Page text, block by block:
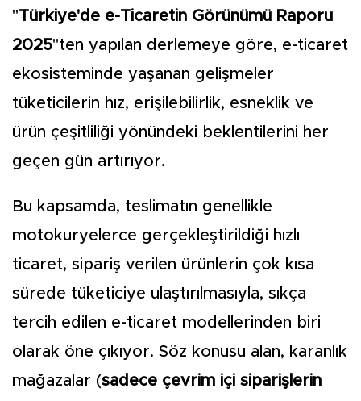
"Türkiye'de e-Ticaretin Görünümü Raporu
2025"ten yapılan derlemeye göre, e-ticaret
ekosisteminde yaşanan gelişmeler
tüketicilerin hız, erişilebilirlik, esneklik ve
ürün çeşitliliği yönündeki beklentilerini her
geçen gün artırıyor.
Bu kapsamda, teslimatın genellikle
motokuryelerce gerçekleştirildiği hızlı
ticaret, sipariş verilen ürünlerin çok kısa
sürede tüketiciye ulaştırılmasıyla, sıkça
tercih edilen e-ticaret modellerinden biri
olarak öne çıkıyor. Söz konusu alan, karanlık
mağazalar (sadece çevrim içi siparişlerin